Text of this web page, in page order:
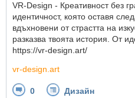
VR-Design - Креативност без
идентичност, която оставя
вдъхновени от страстта на
разказва твоята история. От
https://vr-design.art/
vr-design.art
0 Дизайн